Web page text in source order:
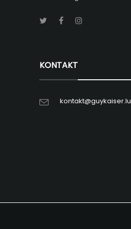
KONTAKT
kontakt@guykaiser.lu